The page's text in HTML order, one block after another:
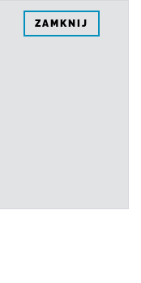
ZAMKNIJ